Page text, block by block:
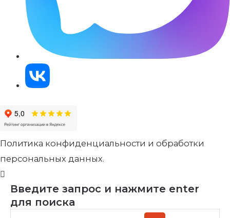
Политика конфиденциальности и обработки
персональных данных.
Введите запрос и нажмите enter
для поиска